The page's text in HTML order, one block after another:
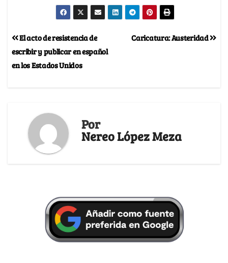
Caricatura: Austeridad
El acto de resistencia de
escribir y publicar en español
en los Estados Unidos
Por
Nereo López Meza